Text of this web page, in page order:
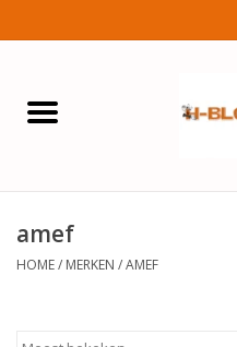
Home
Huishouden
amef
HOME/ MERKEN /AMEF